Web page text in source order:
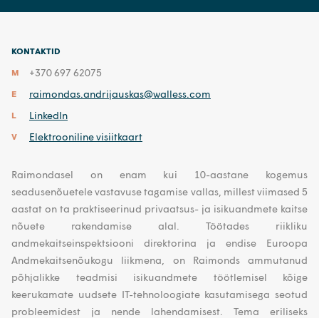
KONTAKTID
M
+370 697 62075
E raimondas.andrijauskas@walless.com
L LinkedIn
V Elektrooniline visiitkaart
Raimondasel on enam kui 10-aastane kogemus
seadusenõuetele vastavuse tagamise vallas, millest viimased 5
aastat on ta praktiseerinud privaatsus- ja isikuandmete kaitse
nõuete rakendamise alal. Töötades riikliku
andmekaitseinspektsiooni direktorina ja endise Euroopa
Andmekaitsenõukogu liikmena, on Raimonds ammutanud
põhjalikke teadmisi isikuandmete töötlemisel kõige
keerukamate uudsete IT-tehnoloogiate kasutamisega seotud
probleemidest ja nende lahendamisest. Tema eriliseks